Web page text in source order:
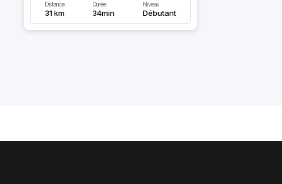
Distance
31 km
Durée
34min
Niveau
Débutant